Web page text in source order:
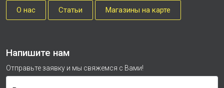
О нас Cтатьи Магазины на карте
Напишите нам
Отправьте заявку и мы свяжемся с Вами!